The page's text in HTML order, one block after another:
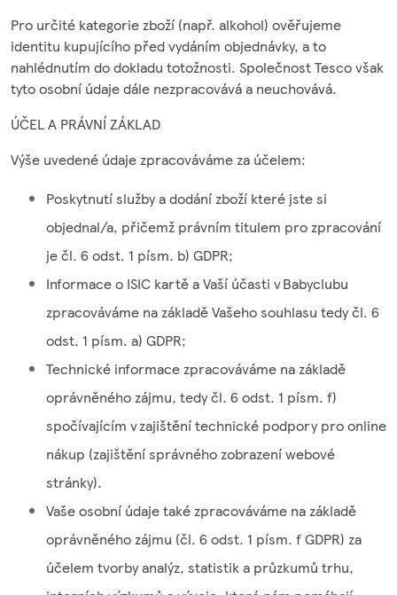
Pro určité kategorie zboží (např. alkohol) ověřujeme
identitu kupujícího před vydáním objednávky, a to
nahlédnutím do dokladu totožnosti. Společnost Tesco však
tyto osobní údaje dále nezpracovává a neuchovává.
ÚČEL A PRÁVNÍ ZÁKLAD
Výše uvedené údaje zpracováváme za účelem:
Poskytnutí služby a dodání zboží které jste si
objednal/a, přičemž právním titulem pro zpracování
je čl. 6 odst. 1 písm. b) GDPR;
Informace o ISIC kartě a Vaší účasti v Babyclubu
zpracováváme na základě Vašeho souhlasu tedy čl. 6
odst. 1 písm. a) GDPR;
Technické informace zpracováváme na základě
oprávněného zájmu, tedy čl. 6 odst. 1 písm. f)
spočívajícím v zajištění technické podpory pro online
nákup (zajištění správného zobrazení webové
stránky).
Vaše osobní údaje také zpracováváme na základě
oprávněného zájmu (čl. 6 odst. 1 písm. f GDPR) za
účelem tvorby analýz, statistik a průzkumů trhu,